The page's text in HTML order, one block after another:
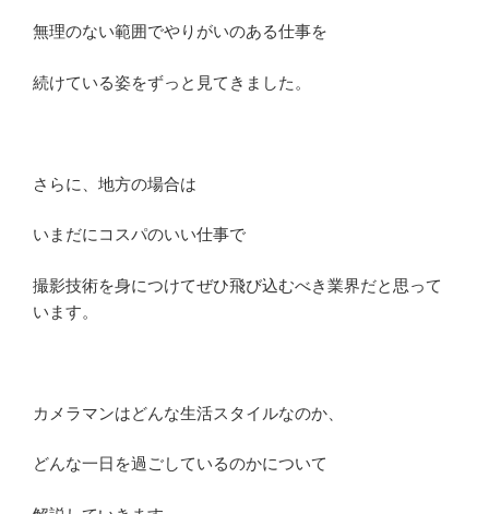
無理のない範囲でやりがいのある仕事を
続けている姿をずっと見てきました。
さらに、地方の場合は
いまだにコスパのいい仕事で
撮影技術を身につけてぜひ飛び込むべき業界だと思って
います。
カメラマンはどんな生活スタイルなのか、
どんな一日を過ごしているのかについて